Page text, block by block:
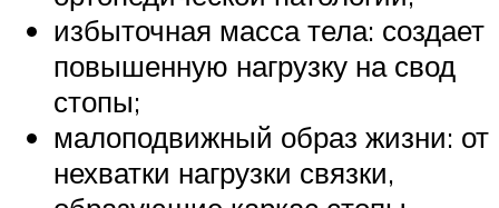
избыточная масса тела: создает
повышенную нагрузку на свод
стопы;
малоподвижный образ жизни: от
нехватки нагрузки связки,